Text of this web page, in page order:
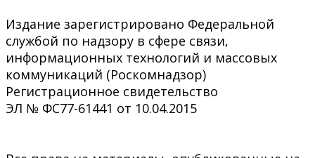
Издание зарегистрировано Федеральной
службой по надзору в сфере связи,
информационных технологий и массовых
коммуникаций (Роскомнадзор)
Регистрационное свидетельство
ЭЛ № ФС77-61441 от 10.04.2015